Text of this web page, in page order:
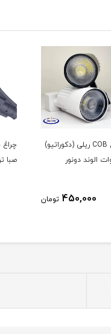
چراغ COB ریلی (دکوراتیو)
450,000 تومان
صبا